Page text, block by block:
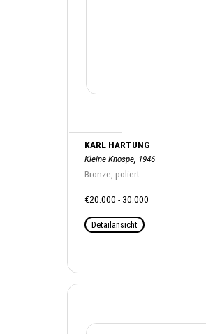
KARL HARTUNG
Kleine Knospe, 1946
Bronze, poliert
€20.000 - 30.000
Detailansicht